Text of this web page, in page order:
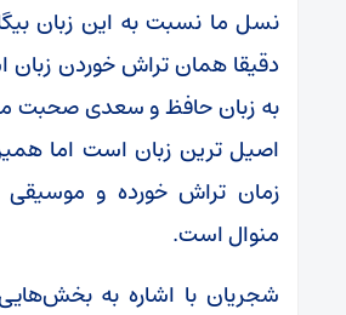
نسل ما نسبت به این زبان
دقیقا همان تراش خوردن
به زبان حافظ و سعدی صحبت
اصیل ترین زبان است اما
زمان تراش خورده و
منوال است.
شجریان با اشاره به